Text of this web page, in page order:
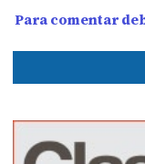
Para comentar